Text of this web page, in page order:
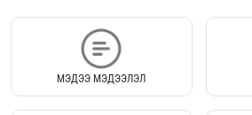
МЭДЭЭ МЭДЭЭЛЭЛ